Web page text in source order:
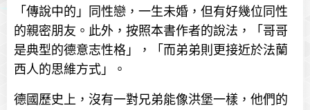
「傳說中的」同性戀，一生未婚，但有好幾位同性
的親密朋友。此外，按照本書作者的說法，「哥哥
是典型的德意志性格」，「而弟弟則更接近於法蘭
西人的思維方式」。
德國歷史上，沒有一對兄弟能像洪堡一樣，他們的